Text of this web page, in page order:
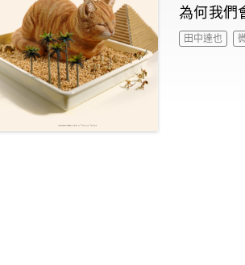
為何我們
田中達也